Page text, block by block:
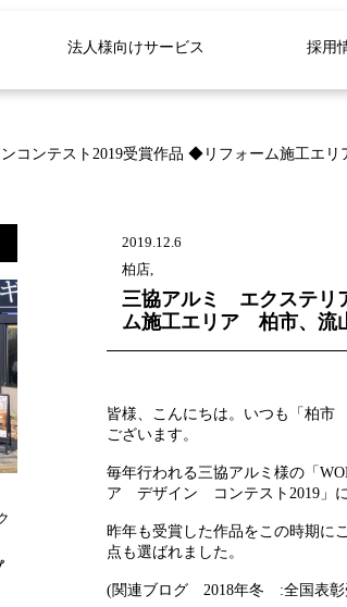
法人様向けサービス 採用
コンテスト2019受賞作品 ◆リフォーム施工エ
2019.12.6
柏店,
三協アルミ エクステリ
ム施工エリア 柏市、流
皆様、こんにちは。いつも 「柏
ございます。
毎年行われる三協アルミ様の「
ア デザイン コンテスト2019」
昨年も受賞した作品をこの時期に
点も選ばれました。
(関連ブログ 2018年冬 :全国表